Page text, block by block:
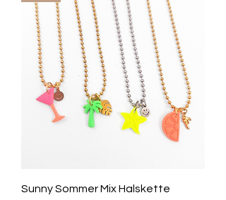
Sunny Sommer Mix Halskette